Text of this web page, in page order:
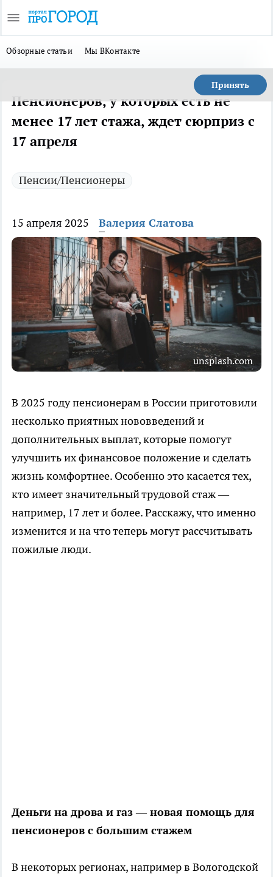
Обзорные статьи Мы ВКонтакте
Принять
Пенсионеров, у которых есть не
менее 17 лет стажа, ждет сюрприз с
17 апреля
Пенсии/Пенсионеры
15 апреля 2025 Валерия Слатова
unsplash.com
В 2025 году пенсионерам в России приготовили
несколько приятных нововведений и
дополнительных выплат, которые помогут
улучшить их финансовое положение и сделать
жизнь комфортнее. Особенно это касается тех,
кто имеет значительный трудовой стаж —
например, 17 лет и более. Расскажу, что именно
изменится и на что теперь могут рассчитывать
пожилые люди.
Деньги на дрова и газ — новая помощь для
пенсионеров с большим стажем
В некоторых регионах, например в Вологодской